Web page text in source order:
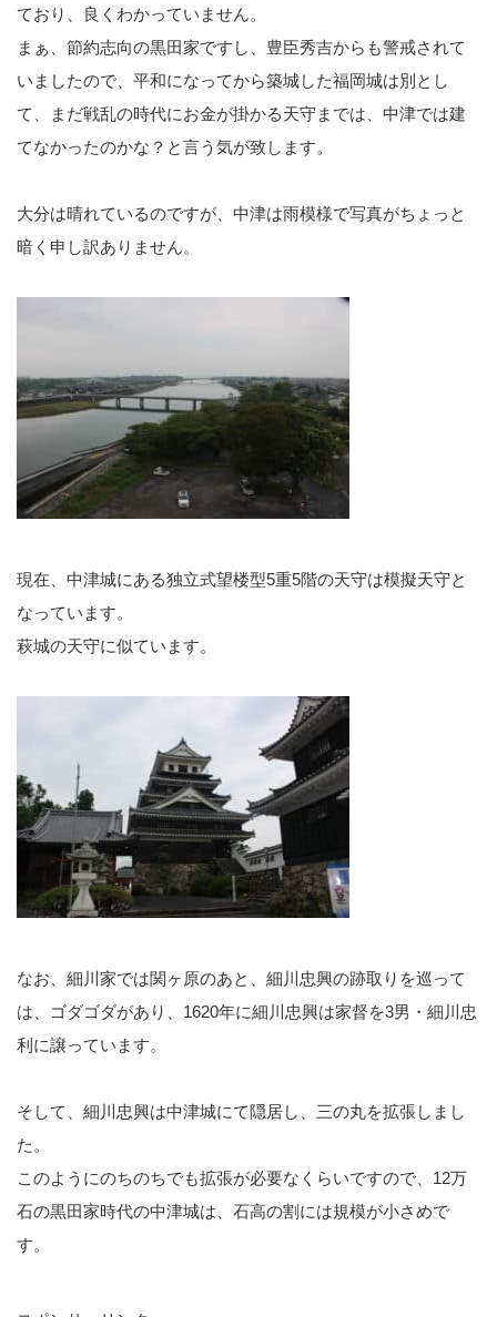
ており、良くわかっていません。
まぁ、節約志向の黒田家ですし、豊臣秀吉からも警戒されて
いましたので、平和になってから築城した福岡城は別とし
て、まだ戦乱の時代にお金が掛かる天守までは、中津では建
てなかったのかな？と言う気が致します。
大分は晴れているのですが、中津は雨模様で写真がちょっと
暗く申し訳ありません。
現在、中津城にある独立式望楼型5重5階の天守は模擬天守と
なっています。
萩城の天守に似ています。
なお、細川家では関ヶ原のあと、細川忠興の跡取りを巡って
は、ゴダゴダがあり、1620年に細川忠興は家督を3男・細川忠
利に譲っています。
そして、細川忠興は中津城にて隠居し、三の丸を拡張しまし
た。
このようにのちのちでも拡張が必要なくらいですので、12万
石の黒田家時代の中津城は、石高の割には規模が小さめで
す。